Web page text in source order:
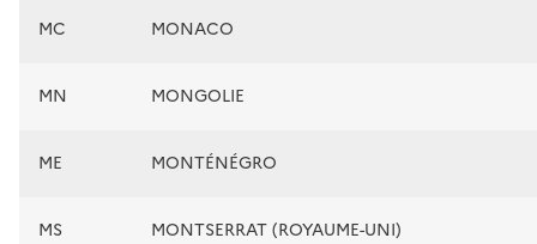
MC MONACO
MN MONGOLIE
ME MONTÉNÉGRO
MS MONTSERRAT (ROYAUME-UNI)